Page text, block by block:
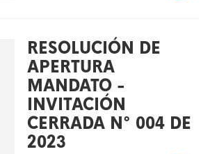
RESOLUCIÓN DE
APERTURA
MANDATO -
INVITACIÓN
CERRADA N° 004 DE
2023